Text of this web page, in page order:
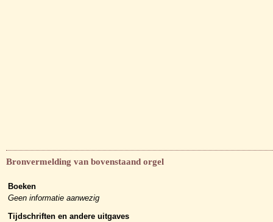
Bronvermelding van bovenstaand orgel
Boeken
Geen informatie aanwezig
Tijdschriften en andere uitgaves